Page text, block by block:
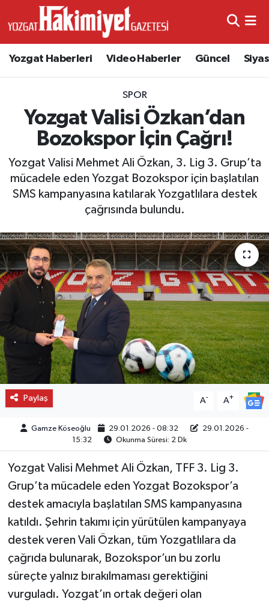
Yozgat Haberleri Video Haberler Güncel
SPOR
Yozgat Valisi Özkan’dan
Bozokspor İçin Çağrı!
Yozgat Valisi Mehmet Ali Özkan, 3. Lig 3. Grup’ta
mücadele eden Yozgat Bozokspor için başlatılan
SMS kampanyasına katılarak Yozgatlılara destek
çağrısında bulundu.
Paylaş A- A+
Gamze Köseoğlu 29.01.2026 - 08:32
29.01.2026 -
15:32
Okunma Süresi: 2 Dk
Yozgat Valisi Mehmet Ali Özkan, TFF 3. Lig 3.
Grup’ta mücadele eden Yozgat Bozokspor’a
destek amacıyla başlatılan SMS kampanyasına
katıldı. Şehrin takımı için yürütülen kampanyaya
destek veren Vali Özkan, tüm Yozgatlılara da
çağrıda bulunarak, Bozokspor’un bu zorlu
süreçte yalnız bırakılmaması gerektiğini
vurguladı. Yozgat’ın ortak değeri olan